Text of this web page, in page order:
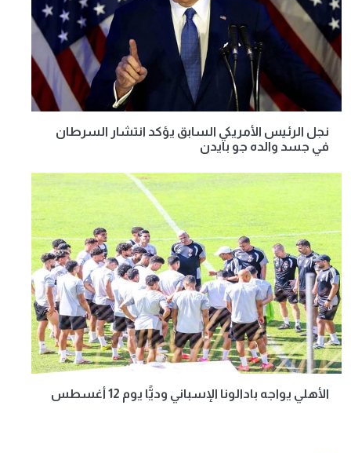
نجل الرئيس الأمريكي السابق يؤكد انتشار السرطان
في جسد والده جو بايدن
الأهلي يواجه بادالونا الإسباني وديًّا يوم 12 أغسطس